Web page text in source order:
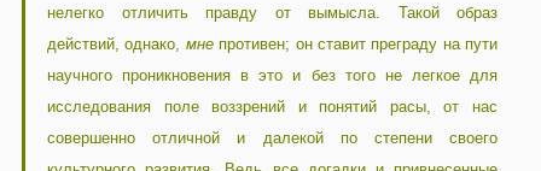
нелегко отличить правду от вымысла. Такой образ
действий, однако, мнепротивен; он ставит преграду на пути
научного проникновения в это и без того не легкое для
исследования поле воззрений и понятий расы, от нас
совершенно отличной и далекой по степени своего